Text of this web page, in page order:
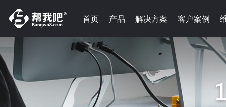
首页 产品 解决方案 客户案例
首页 产品 解决方案 客户案例